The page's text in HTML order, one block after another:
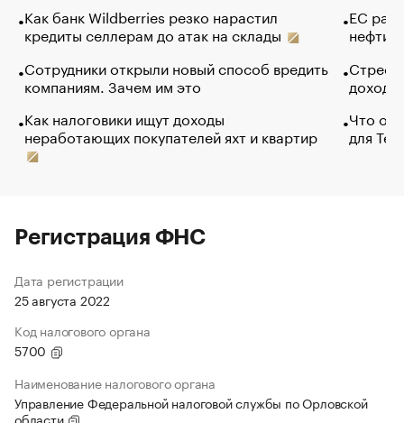
Как банк Wildberries резко нарастил
кредиты селлерам до атак на склады
Сотрудники открыли новый способ вредить
компаниям. Зачем им это
Как налоговики ищут доходы
неработающих покупателей яхт и квартир
ЕС
нефти
Что
для
Регистрация ФНС
Дата регистрации
25 августа 2022
Код налогового органа
5700
Наименование налогового органа
Управление Федеральной налоговой службы по Орловской
области